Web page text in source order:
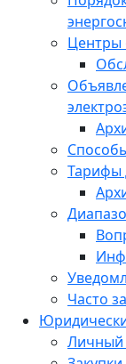
Центры
Тарифы
Часто
Личный